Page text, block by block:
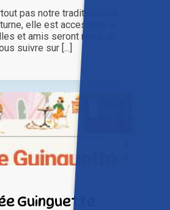
pas notre traditionnelle
elle est accessible à
et amis seront ravis de
suivre sur [...]
Guinguette